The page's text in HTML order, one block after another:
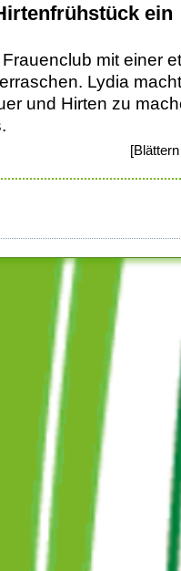
ein
mit einer
Lydia
und Hirten zu